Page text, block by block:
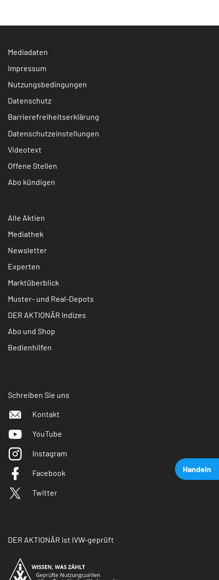
Handeln
Mediadaten
Impressum
Nutzungsbedingungen
Datenschutz
Barrierefreiheitserklärung
Datenschutzeinstellungen
Videotext
Offene Stellen
Abo kündigen
Alle Aktien
Mediathek
Newsletter
Experten
Marktüberblick
Muster- und Real-Depots
DER AKTIONÄR Indizes
Abo und Shop
Bedienhilfen
Schreiben Sie uns
Kontakt
YouTube
Instagram
Facebook
Twitter
DER AKTIONÄR ist IVW-geprüft